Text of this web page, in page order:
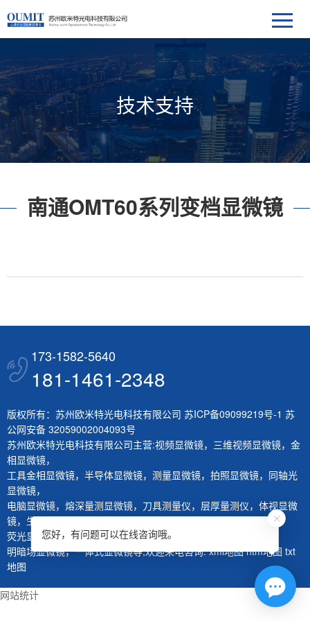
技术支持
南通OMT60系列变档显微镜
173-1582-5640
181-1461-2348
版权所有：苏州欧米特光电科技有限公司 苏ICP备09099219号-1 苏
公网安备 32059002004093号
苏州欧米特光电科技有限公司主营:视频显微镜， 三维视频显微镜， 金
相显微镜，
工具金相显微镜， 半导体显微镜， 测量显微镜， 拍照显微镜， 同轴光
显微镜，
电脑显微镜， 熔深量测显微镜， 刀具测量仪， 层厚量测仪， 体视显微
镜， 生物显微镜，
荧光显微镜， 红外显微镜，微分干涉显微镜
明暗场显微镜，一体式显微镜等,欢迎来电咨询.xml地图 htm地图 txt
地图
网站统计
您好，有问题可以在线咨询哦。